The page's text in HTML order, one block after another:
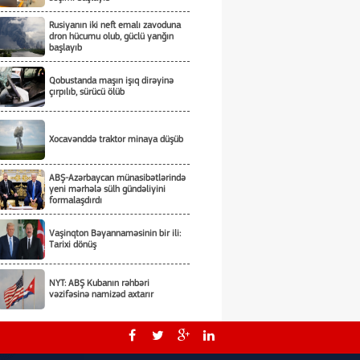
Rusiyanın iki neft emalı zavoduna
dron hücumu olub, güclü yanğın
başlayıb
Qobustanda maşın işıq dirəyinə
çırpılıb, sürücü ölüb
Xocavənddə traktor minaya düşüb
ABŞ-Azərbaycan münasibətlərində
yeni mərhələ sülh gündəliyini
formalaşdırdı
Vaşinqton Bəyannaməsinin bir ili:
Tarixi dönüş
NYT: ABŞ Kubanın rəhbəri
vəzifəsinə namizəd axtarır
Tarixi hadisələri zaman yaradır -
Tarixi dönüşləri isə liderlər!